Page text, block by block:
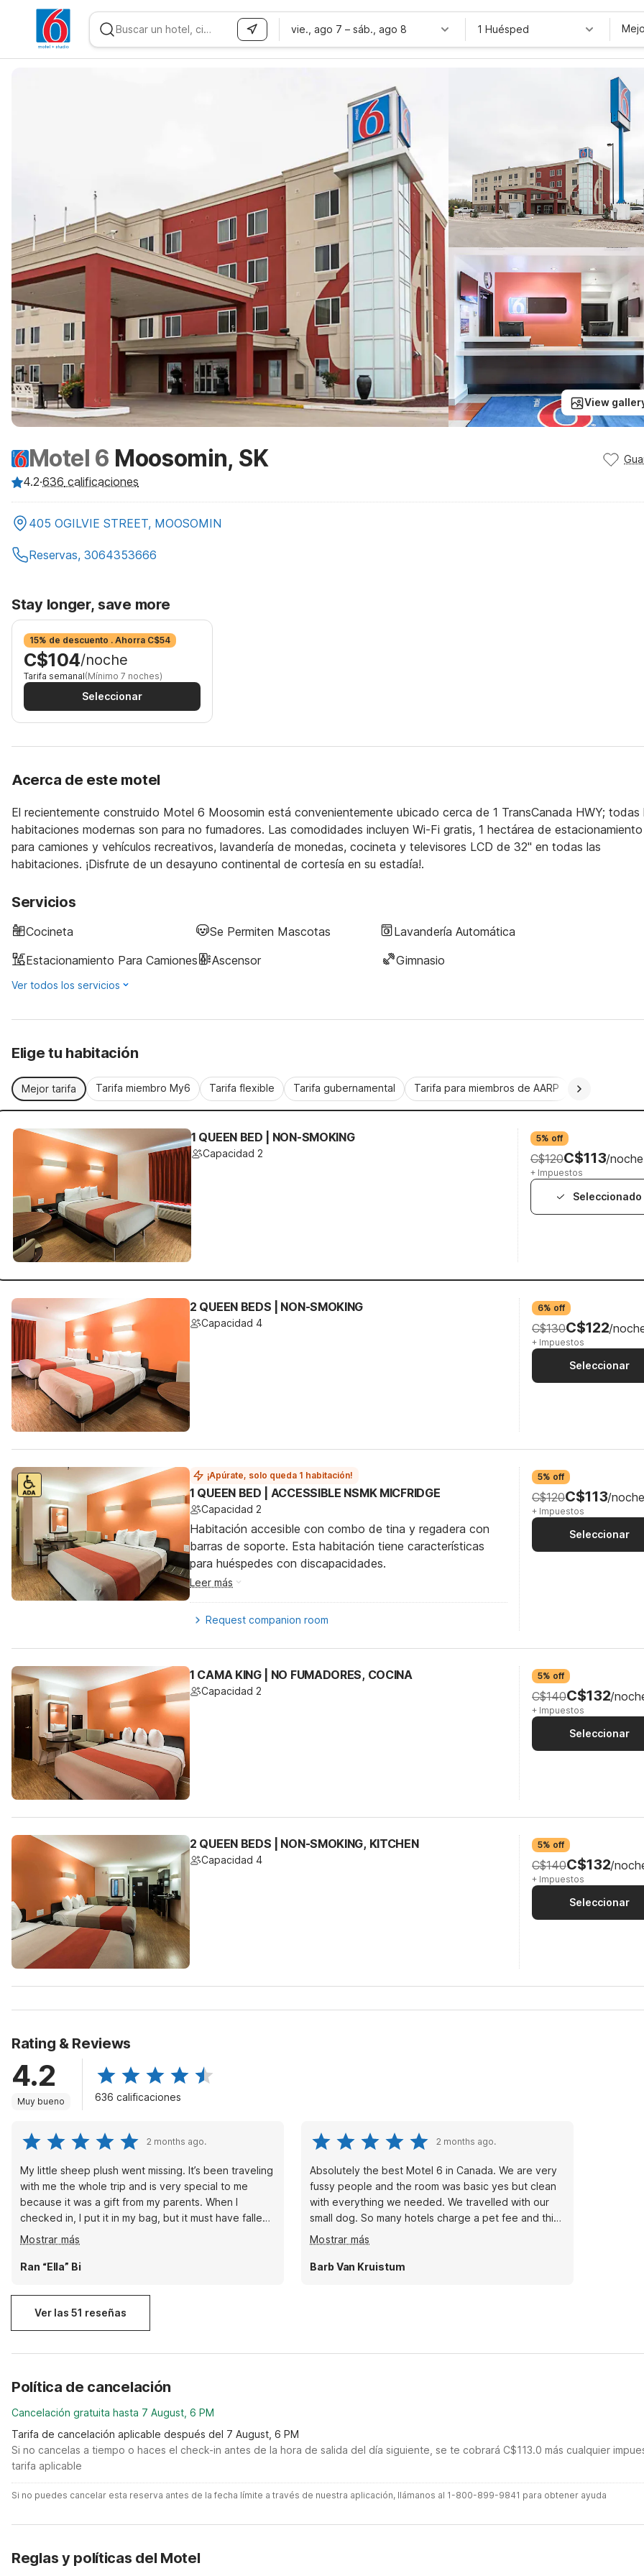
vie., ago 7 – sáb., ago 8 1 Huésped
View
Motel 6 Moosomin, SK
4.2·636 calificaciones
405 OGILVIE STREET, MOOSOMIN
Reservas, 3064353666
Stay longer, save more
15% de descuento . Ahorra C$54
C$104/noche
Tarifa semanal(Mínimo 7 noches)
Seleccionar
Acerca de este motel
El recientemente construido Motel 6 Moosomin está convenientemente ubicado cerca de 1 TransCanada HWY; todas
habitaciones modernas son para no fumadores. Las comodidades incluyen Wi-Fi gratis, 1 hectárea de estacionamiento
para camiones y vehículos recreativos, lavandería de monedas, cocineta y televisores LCD de 32" en todas las
habitaciones. ¡Disfrute de un desayuno continental de cortesía en su estadía!.
Servicios
Cocineta Se Permiten Mascotas
Lavandería Automática
Estacionamiento Para Camiones
Ascensor Gimnasio
Ver todos los servicios
Elige tu habitación
Mejor tarifa Tarifa miembro My6 Tarifa flexible Tarifa gubernamental Tarifa para miembros de AARP
1 QUEEN BED | NON-SMOKING
Capacidad 2
5% off
C$120C$113/noche
+ Impuestos
Seleccionado
2 QUEEN BEDS | NON-SMOKING
Capacidad 4
6% off
C$130C$122/
+ Impuestos
Seleccionar
¡Apúrate, solo queda 1 habitación!
1 QUEEN BED | ACCESSIBLE NSMK MICFRIDGE
Capacidad 2
Habitación accesible con combo de tina y regadera con
barras de soporte. Esta habitación tiene características
para huéspedes con discapacidades.
Leer más
Request companion room
5% off
C$120C$113/
+ Impuestos
Seleccionar
1 CAMA KING | NO FUMADORES, COCINA
Capacidad 2
5% off
C$140C$132/
+ Impuestos
Seleccionar
2 QUEEN BEDS | NON-SMOKING, KITCHEN
Capacidad 4
5% off
C$140C$132/
+ Impuestos
Seleccionar
Rating & Reviews
4.2
Muy bueno 636 calificaciones
2 months ago.
My little sheep plush went missing. It’s been traveling
with me the whole trip and is very special to me
because it was a gift from my parents. When I
checked in, I put it in my bag, but it must have fallen
out. I didn’t realize it was missing until check-out, and
I was almost in tears searching everywhere for it.
Thankfully, the front desk staff found it and kept it
incredibly grateful to them.
Mostrar más
Ran “Ella” Bi
2 months ago.
Absolutely the best Motel 6 in Canada. We are very
fussy people and the room was basic yes but clean
with everything we needed. We travelled with our
small dog. So many hotels charge a pet fee and this
motel doesnt. Very good price as well. Good
breakfast and decent exercise room. Never before
have we been greeted outside by the owner of the
Mostrar más
Barb Van Kruistum
Ver las 51 reseñas
Política de cancelación
Cancelación gratuita hasta 7 August, 6 PM
Tarifa de cancelación aplicable después del 7 August, 6 PM
Si no cancelas a tiempo o haces el check-in antes de la hora de salida del día siguiente, se te cobrará C$113.0 más cualquier
tarifa aplicable
Si no puedes cancelar esta reserva antes de la fecha límite a través de nuestra aplicación, llámanos al 1-800-899-9841 para obtener ayuda
Reglas y políticas del Motel